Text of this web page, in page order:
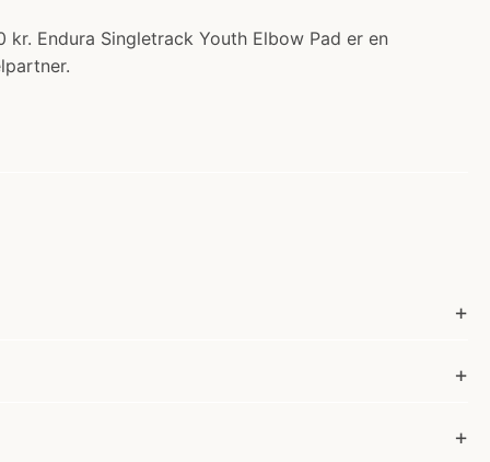
Endura Singletrack Youth Elbow Pad er en